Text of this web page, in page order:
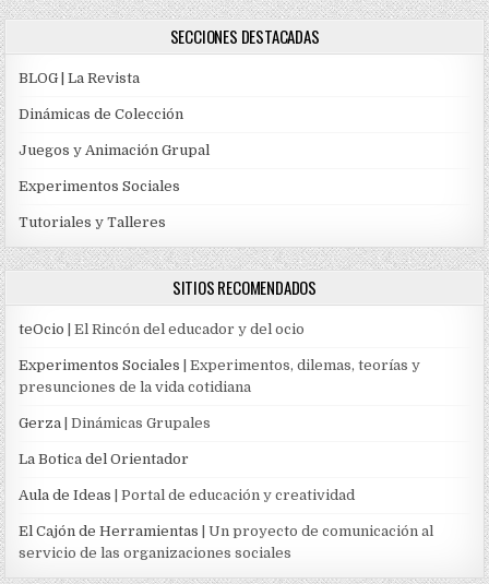
SECCIONES DESTACADAS
BLOG | La Revista
Dinámicas de Colección
Juegos y Animación Grupal
Experimentos Sociales
Tutoriales y Talleres
SITIOS RECOMENDADOS
teOcio | El Rincón del educador y del ocio
Experimentos Sociales | Experimentos, dilemas, teorías y
presunciones de la vida cotidiana
Gerza | Dinámicas Grupales
La Botica del Orientador
Aula de Ideas | Portal de educación y creatividad
El Cajón de Herramientas | Un proyecto de comunicación al
servicio de las organizaciones sociales